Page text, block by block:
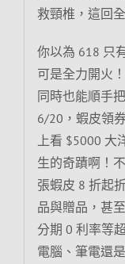
救頸椎，這回
你以為 618 只
可是全力開火
同時也能順手
6/20，蝦皮領
上看 $5000
生的奇蹟啊！
張蝦皮 8 折起
品與贈品，甚
分期 0 利率等
電腦、筆電還